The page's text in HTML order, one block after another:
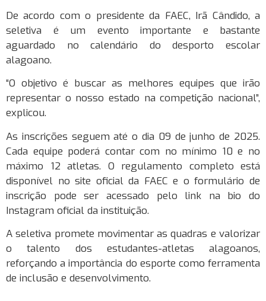
De acordo com o presidente da FAEC, Irã Cândido, a
seletiva é um evento importante e bastante
aguardado no calendário do desporto escolar
alagoano.
“O objetivo é buscar as melhores equipes que irão
representar o nosso estado na competição nacional”,
explicou.
As inscrições seguem até o dia 09 de junho de 2025.
Cada equipe poderá contar com no mínimo 10 e no
máximo 12 atletas. O regulamento completo está
disponível no site oficial da FAEC e o formulário de
inscrição pode ser acessado pelo link na bio do
Instagram oficial da instituição.
A seletiva promete movimentar as quadras e valorizar
o talento dos estudantes-atletas alagoanos,
reforçando a importância do esporte como ferramenta
de inclusão e desenvolvimento.